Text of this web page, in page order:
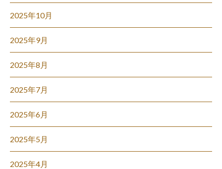
2025年10月
2025年9月
2025年8月
2025年7月
2025年6月
2025年5月
2025年4月